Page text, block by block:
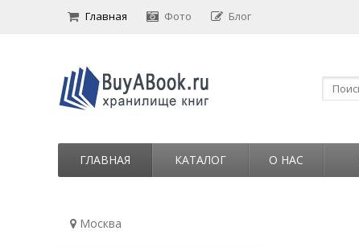
Главная Фото Блог
ГЛАВНАЯ КАТАЛОГ О НАС
Москва